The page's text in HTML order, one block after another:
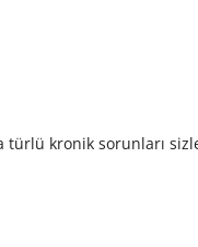
türlü kronik sorunları